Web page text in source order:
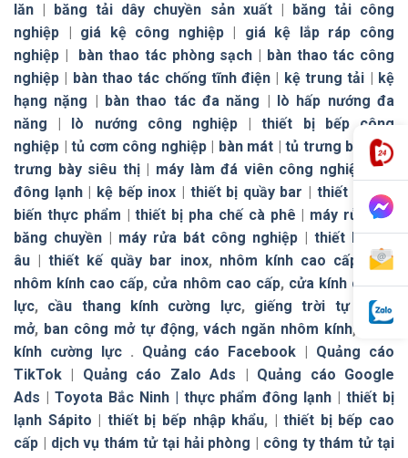
lăn
băng tải dây chuyền sản xuất|
băng tải công
nghiệp
giá kệ công nghiệp| giá kệ lắp ráp công
nghiệp
bàn thao tác phòng sạch
bàn thao tác công
nghiệp
bàn thao tác chống tĩnh điện kệ trung tải
kệ
hạng nặng
bàn thao tác đa năng
lò hấp nướng đa
năng
lò nướng công nghiệp |thiết bị bếp công
nghiệp
tủ cơm công nghiệp| bàn mát tủ trưng bày |tủ
trưng bày siêu thị| máy làm đá viên công nghiệp |tủ
đông lạnh| kệ bếp inox thiết bị quầy bar
thiết bị chế
biến thực phẩm |thiết bị pha chế cà phê
máy rửa bát
băng chuyền
máy rửa bát công nghiệp
thiết bị bếp
âu |thiết kế quầy bar inox, nhôm kính cao cấp ,cửa
nhôm kính cao cấp, cửa nhôm cao cấp, cửa kính cường
lực, cầu thang kính cường lực, giếng trời tự đóng
mở, ban công mở tự động,vách ngăn nhôm kính,
vách
kính cường lực. Quảng cáo Facebook
Quảng cáo
TikTok
Quảng cáo Zalo Ads
Quảng cáo Google
Ads
Toyota Bắc Ninh | thực phẩm đông lạnh |thiết bị
lạnh Sápito
thiết bị bếp nhập khẩu, |thiết bị bếp cao
cấp
dịch vụ thám tử tại hải phòng
công ty thám tử tại